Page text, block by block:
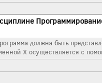
должна быть
X осуществляется с